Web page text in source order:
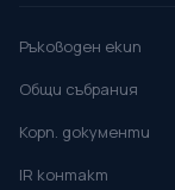
Ръководен екип
Общи събрания
Корп. документи
IR контакт